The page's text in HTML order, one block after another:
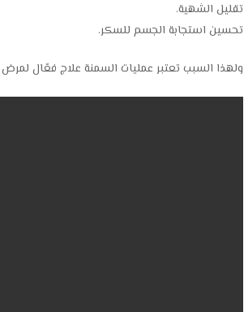
تقليل الشهية.
تحسين استجابة الجسم للسكر.
ولهذا السبب تعتبر عمليات السمنة علاج فعّال